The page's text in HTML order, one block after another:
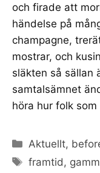
och firade att
händelse på
champagne,
mostrar, och
släkten så sällan
samtalsämnet
höra hur folk
Categories
Aktuellt,
Tags
framtid ,